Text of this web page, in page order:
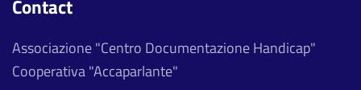
Contact
Associazione "Centro Documentazione Handicap"
Cooperativa "Accaparlante"